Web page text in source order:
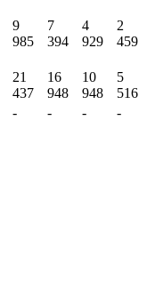
9
985
7
394
4
929
2
459
21
437
16
948
10
948
5
516
- - -
-